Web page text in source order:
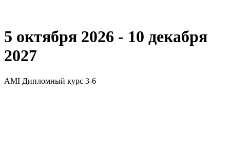
5 октября 2026 - 10 декабря
2027
AMI Дипломный курс 3-6